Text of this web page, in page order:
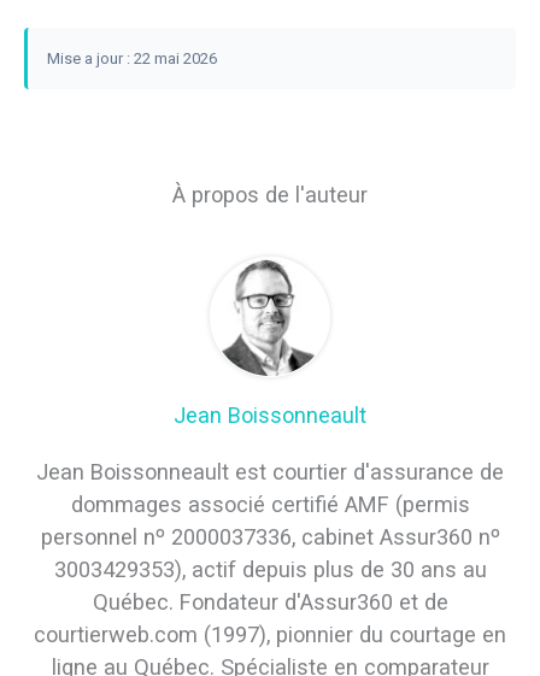
Mise a jour : 22 mai 2026
À propos de l'auteur
Jean Boissonneault
Jean Boissonneault est courtier d'assurance de
dommages associé certifié AMF (permis
personnel nº 2000037336, cabinet Assur360 nº
3003429353), actif depuis plus de 30 ans au
Québec. Fondateur d'Assur360 et de
courtierweb.com (1997), pionnier du courtage en
ligne au Québec. Spécialiste en comparateur